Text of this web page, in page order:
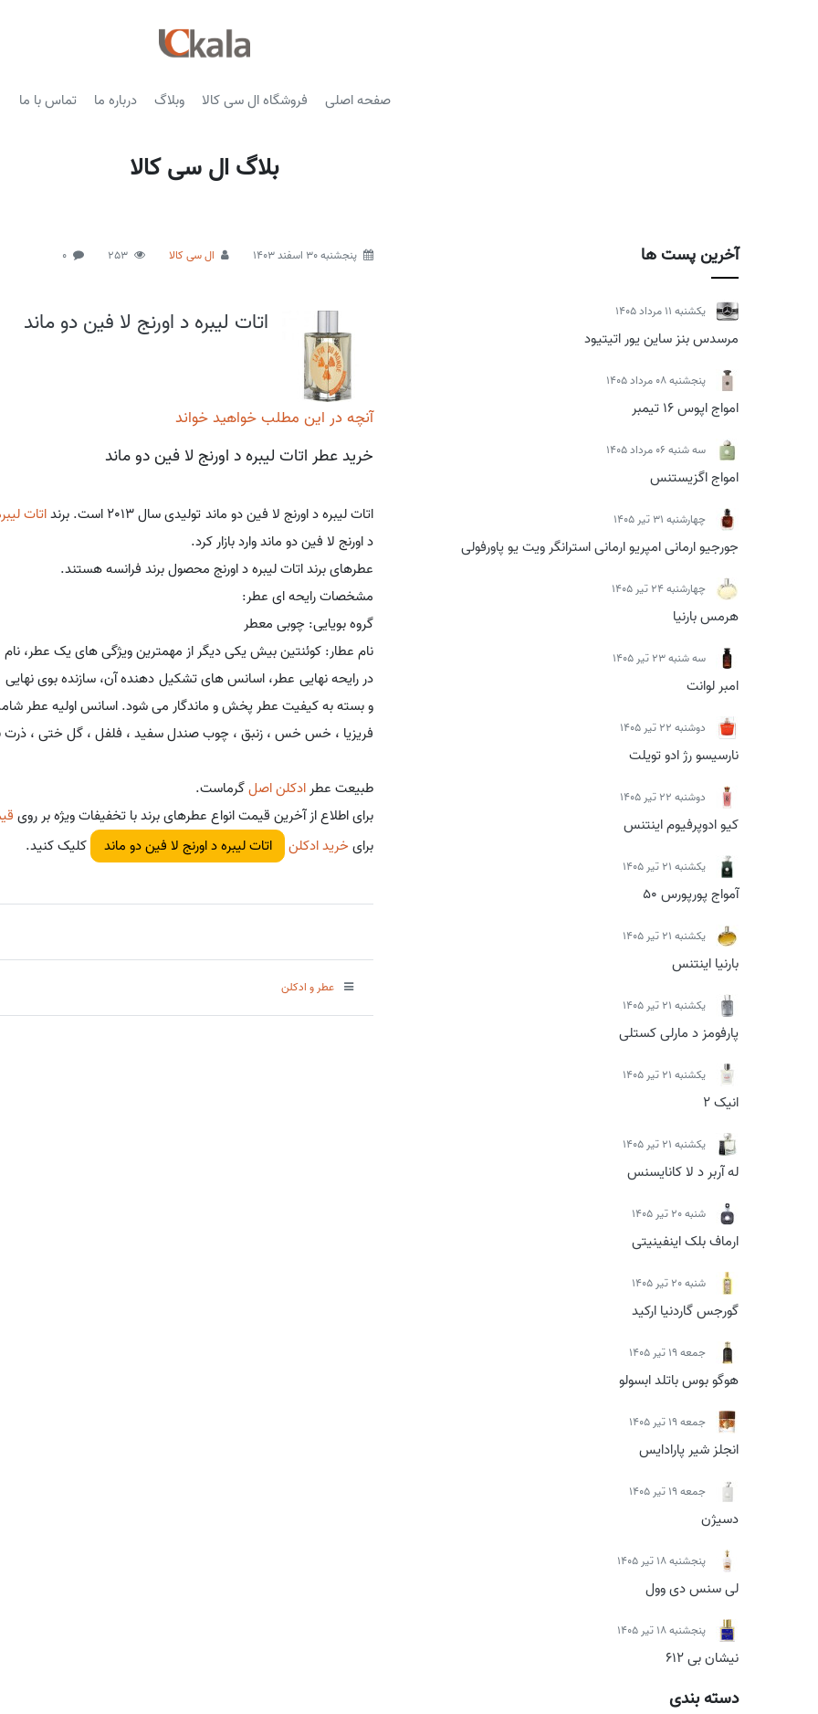
صفحه اصلی فروشگاه ال سی کالا وبلاگ درباره ما تماس با ما
بلاگ ال سی کالا
آخرین پست ها
يكشنبه 11 مرداد 1405
مرسدس بنز ساین یور اتیتیود
پنجشنبه 08 مرداد 1405
امواج اپوس 16 تیمبر
سه شنبه 06 مرداد 1405
امواج اگزیستنس
چهارشنبه 31 تیر 1405
جورجیو ارمانی امپریو ارمانی استرانگر ویت یو پاورفولی
چهارشنبه 24 تیر 1405
هرمس بارنیا
سه شنبه 23 تیر 1405
امبر لوانت
دوشنبه 22 تیر 1405
نارسیسو رژ ادو تویلت
دوشنبه 22 تیر 1405
کیو ادوپرفیوم اینتنس
يكشنبه 21 تیر 1405
آمواج پورپورس 50
يكشنبه 21 تیر 1405
بارنیا اینتنس
يكشنبه 21 تیر 1405
پارفومز د مارلی کستلی
يكشنبه 21 تیر 1405
انیک 2
يكشنبه 21 تیر 1405
له آربر د لا کانایسنس
شنبه 20 تیر 1405
ارماف بلک اینفینیتی
شنبه 20 تیر 1405
گورجس گاردنیا ارکید
جمعه 19 تیر 1405
هوگو بوس باتلد ابسولو
جمعه 19 تیر 1405
انجلز شیر پارادایس
جمعه 19 تیر 1405
دسیژن
پنجشنبه 18 تیر 1405
لی سنس دی وول
پنجشنبه 18 تیر 1405
نیشان بی 612
دسته بندی
پنجشنبه 30 اسفند 1403 ال سی کالا 253
0
اتات لیبره د اورنج لا فین دو ماند
آنچه در این مطلب خواهید خواند
خرید عطر اتات لیبره د اورنج لا فین دو ماند
اتات لیبره د اورنج لا فین دو ماند تولیدی سال 2013 است. برند
اتات
د اورنج لا فین دو ماند وارد بازار کرد.
عطرهای برند اتات لیبره د اورنج محصول برند فرانسه هستند.
مشخصات رایحه ای عطر:
گروه بویایی: چوبی معطر
نام عطار: کوئنتین بیش یکی دیگر از مهمترین ویژگی های یک عطر،
در رایحه نهایی عطر، اسانس های تشکیل دهنده آن، سازنده بوی
و بسته به کیفیت عطر پخش و ماندگار می شود. اسانس اولیه عطر
فریزیا ، خس خس ، زنبق ، چوب صندل سفید ، فلفل ، گل ختی ، ذرت
طبیعت عطر ادکلن اصلگرماست.
برای اطلاع از آخرین قیمت انواع عطرهای برند با تخفیفات ویژه بر روی
برایخرید ادکلن اتات لیبره د اورنج لا فین دو ماند کلیک کنید.
عطر و ادکلن